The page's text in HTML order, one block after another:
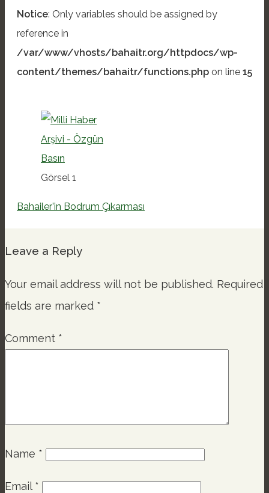
Notice: Only variables should be assigned by
reference in
/var/www/vhosts/bahaitr.org/httpdocs/wp-
content/themes/bahaitr/functions.php on line 15
Görsel 1
Bahailer’in Bodrum Çıkarması
Leave a Reply
Your email address will not be published. Required
fields are marked *
Comment *
Name *
Email *